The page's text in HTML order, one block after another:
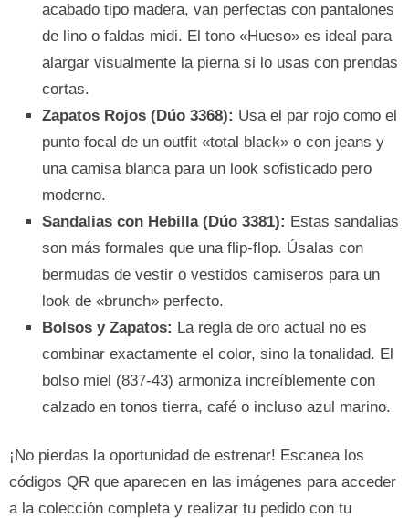
acabado tipo madera, van perfectas con pantalones
de lino o faldas midi. El tono «Hueso» es ideal para
alargar visualmente la pierna si lo usas con prendas
cortas.
Zapatos Rojos (Dúo 3368): Usa el par rojo como el
punto focal de un outfit «total black» o con jeans y
una camisa blanca para un look sofisticado pero
moderno.
Sandalias con Hebilla (Dúo 3381): Estas sandalias
son más formales que una flip-flop. Úsalas con
bermudas de vestir o vestidos camiseros para un
look de «brunch» perfecto.
Bolsos y Zapatos: La regla de oro actual no es
combinar exactamente el color, sino la tonalidad. El
bolso miel (837-43) armoniza increíblemente con
calzado en tonos tierra, café o incluso azul marino.
¡No pierdas la oportunidad de estrenar! Escanea los
códigos QR que aparecen en las imágenes para acceder
a la colección completa y realizar tu pedido con tu